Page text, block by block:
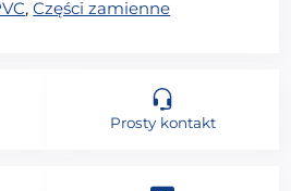
,Części zamienne
Prosty kontakt